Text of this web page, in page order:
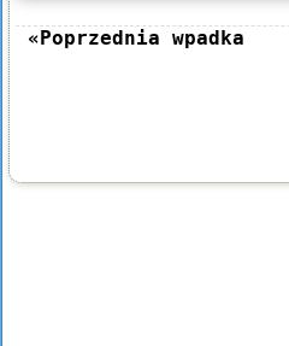
«Poprzednia wpadka